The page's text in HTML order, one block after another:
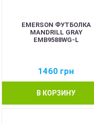
EMERSON ФУТБОЛКА
MANDRILL GRAY
EMB9588WG-L
1460 грн
В КОРЗИНУ